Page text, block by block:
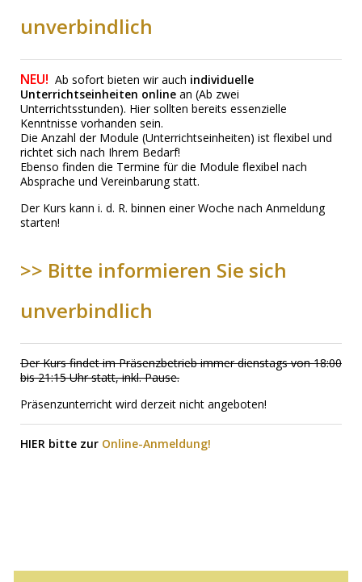
unverbindlich
NEU! Ab sofort bieten wir auch individuelle
Unterrichtseinheiten online an (Ab zwei
Unterrichtsstunden). Hier sollten bereits essenzielle
Kenntnisse vorhanden sein.
Die Anzahl der Module (Unterrichtseinheiten) ist flexibel und
richtet sich nach Ihrem Bedarf!
Ebenso finden die Termine für die Module flexibel nach
Absprache und Vereinbarung statt.
Der Kurs kann i. d. R. binnen einer Woche nach Anmeldung
starten!
>> Bitte informieren Sie sich
unverbindlich
Der Kurs findet im Präsenzbetrieb immer dienstags von 18:00
bis 21:15 Uhr statt, inkl. Pause.
Präsenzunterricht wird derzeit nicht angeboten!
HIER bitte zur Online-Anmeldung!